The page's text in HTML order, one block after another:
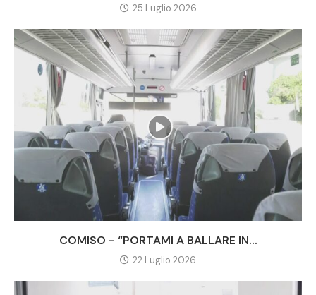
25 Luglio 2026
COMISO - “PORTAMI A BALLARE IN...
22 Luglio 2026